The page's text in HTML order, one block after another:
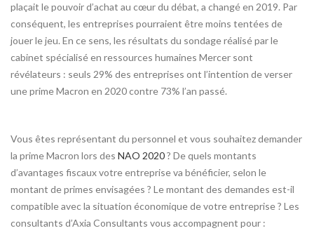
plaçait le pouvoir d’achat au cœur du débat, a changé en 2019. Par
conséquent, les entreprises pourraient être moins tentées de
jouer le jeu. En ce sens, les résultats du sondage réalisé par le
cabinet spécialisé en ressources humaines Mercer sont
révélateurs : seuls 29% des entreprises ont l’intention de verser
une prime Macron en 2020 contre 73% l’an passé.
Vous êtes représentant du personnel et vous souhaitez demander
la prime Macron lors des NAO 2020? De quels montants
d’avantages fiscaux votre entreprise va bénéficier, selon le
montant de primes envisagées ? Le montant des demandes est-il
compatible avec la situation économique de votre entreprise ? Les
consultants d’Axia Consultants vous accompagnent pour :